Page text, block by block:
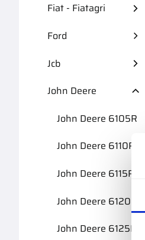
Fiat - Fiatagri
Ford
Jcb
John Deere
John Deere 6105R
John Deere 6110R
John Deere 6115R
John Deere 6120R
John Deere 6125R